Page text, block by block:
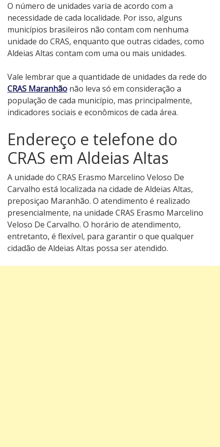
O número de unidades varia de acordo com a
necessidade de cada localidade. Por isso, alguns
municípios brasileiros não contam com nenhuma
unidade do CRAS, enquanto que outras cidades, como
Aldeias Altas contam com uma ou mais unidades.
Vale lembrar que a quantidade de unidades da rede do
CRAS Maranhão não leva só em consideração a
população de cada município, mas principalmente,
indicadores sociais e econômicos de cada área.
Endereço e telefone do
CRAS em Aldeias Altas
A unidade do CRAS Erasmo Marcelino Veloso De
Carvalho está localizada na cidade de Aldeias Altas,
preposiçao Maranhão. O atendimento é realizado
presencialmente, na unidade CRAS Erasmo Marcelino
Veloso De Carvalho. O horário de atendimento,
entretanto, é flexível, para garantir o que qualquer
cidadão de Aldeias Altas possa ser atendido.